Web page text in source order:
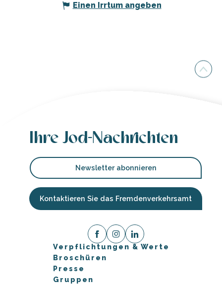
Einen Irrtum angeben
Ihre Jod-Nachrichten
Newsletter abonnieren
Kontaktieren Sie das Fremdenverkehrsamt
Verpflichtungen & Werte
Broschüren
Presse
Gruppen